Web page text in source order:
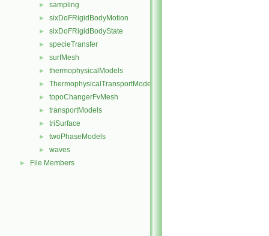
► sampling
► sixDoFRigidBodyMotion
► sixDoFRigidBodyState
► specieTransfer
► surfMesh
► thermophysicalModels
► ThermophysicalTransportModels
► topoChangerFvMesh
► transportModels
► triSurface
► twoPhaseModels
► waves
► File Members